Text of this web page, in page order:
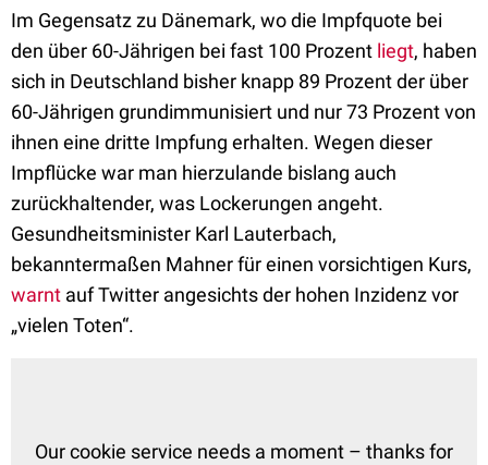
Im Gegensatz zu Dänemark, wo die Impfquote bei
den über 60-Jährigen bei fast 100 Prozent liegt, haben
sich in Deutschland bisher knapp 89 Prozent der über
60-Jährigen grundimmunisiert und nur 73 Prozent von
ihnen eine dritte Impfung erhalten. Wegen dieser
Impflücke war man hierzulande bislang auch
zurückhaltender, was Lockerungen angeht.
Gesundheitsminister Karl Lauterbach,
bekanntermaßen Mahner für einen vorsichtigen Kurs,
warnt auf Twitter angesichts der hohen Inzidenz vor
„vielen Toten“.
Our cookie service needs a moment – thanks for